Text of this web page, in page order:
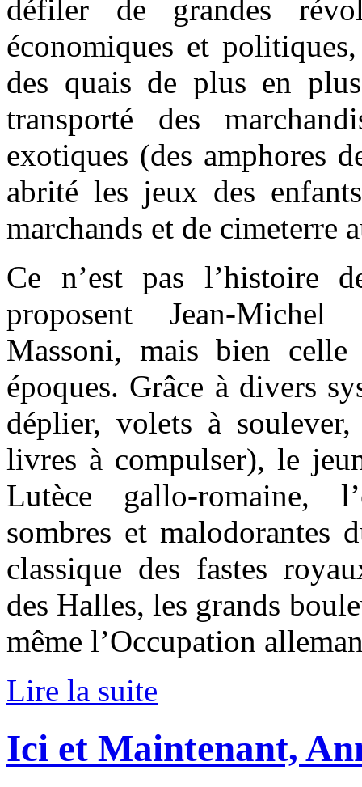
défiler de grandes
économiques et
des quais de plus en
transporté des
exotiques (des amphores
abrité les jeux des
marchands et de
Ce n’est pas l’histoire
proposent Jean-
Massoni, mais bien
époques. Grâce à divers
déplier, volets à
livres à compulser), le
Lutèce gallo-romaine,
sombres et malodorantes
classique des fastes
des Halles, les grands
même l’Occupation
Lire la suite
Ici et Maintenant,